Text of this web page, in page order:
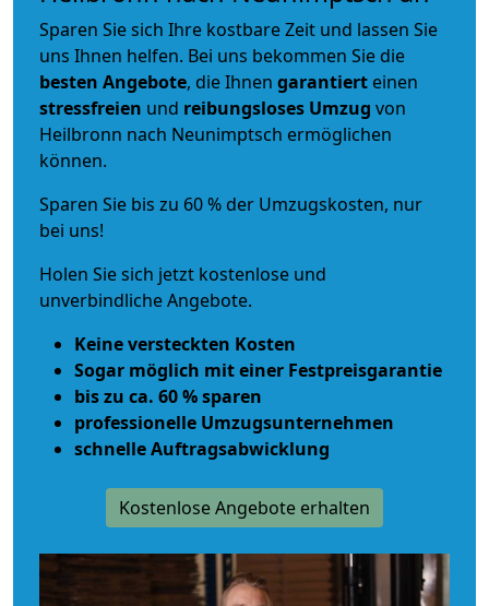
Sparen Sie sich Ihre kostbare Zeit und lassen Sie
uns Ihnen helfen. Bei uns bekommen Sie die
besten Angebote, die Ihnen garantiert einen
stressfreien und reibungsloses Umzug von
Heilbronn nach Neunimptsch ermöglichen
können.
Sparen Sie bis zu 60 % der Umzugskosten, nur
bei uns!
Holen Sie sich jetzt kostenlose und
unverbindliche Angebote.
Keine versteckten Kosten
Sogar möglich mit einer Festpreisgarantie
bis zu ca. 60 % sparen
professionelle Umzugsunternehmen
schnelle Auftragsabwicklung
Kostenlose Angebote erhalten